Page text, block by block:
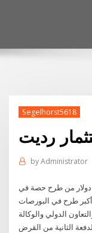
Segelhorst5618
رديت
byAdministrator
بنك" جمع 23.5 مليار دولار من طرح حصة في
أكبر طرح في البورصات
الدولي والوكالة
الثانية من القرض